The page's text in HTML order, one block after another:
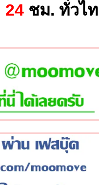
24ชม. ทั่วไ